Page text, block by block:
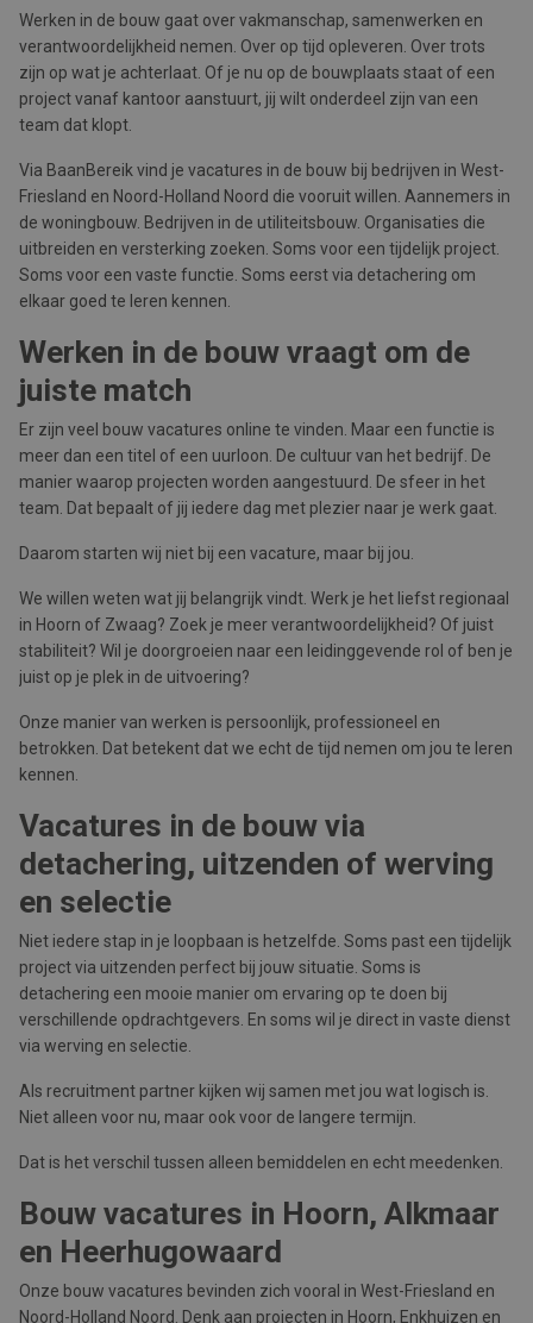
Werken in de bouw gaat over vakmanschap, samenwerken en
verantwoordelijkheid nemen. Over op tijd opleveren. Over trots
zijn op wat je achterlaat. Of je nu op de bouwplaats staat of een
project vanaf kantoor aanstuurt, jij wilt onderdeel zijn van een
team dat klopt.
Via BaanBereik vind je vacatures in de bouw bij bedrijven in West-
Friesland en Noord-Holland Noord die vooruit willen. Aannemers in
de woningbouw. Bedrijven in de utiliteitsbouw. Organisaties die
uitbreiden en versterking zoeken. Soms voor een tijdelijk project.
Soms voor een vaste functie. Soms eerst via detachering om
elkaar goed te leren kennen.
Werken in de bouw vraagt om de
juiste match
Er zijn veel bouw vacatures online te vinden. Maar een functie is
meer dan een titel of een uurloon. De cultuur van het bedrijf. De
manier waarop projecten worden aangestuurd. De sfeer in het
team. Dat bepaalt of jij iedere dag met plezier naar je werk gaat.
Daarom starten wij niet bij een vacature, maar bij jou.
We willen weten wat jij belangrijk vindt. Werk je het liefst regionaal
in Hoorn of Zwaag? Zoek je meer verantwoordelijkheid? Of juist
stabiliteit? Wil je doorgroeien naar een leidinggevende rol of ben je
juist op je plek in de uitvoering?
Onze manier van werken is persoonlijk, professioneel en
betrokken. Dat betekent dat we echt de tijd nemen om jou te leren
kennen.
Vacatures in de bouw via
detachering, uitzenden of werving
en selectie
Niet iedere stap in je loopbaan is hetzelfde. Soms past een tijdelijk
project via uitzenden perfect bij jouw situatie. Soms is
detachering een mooie manier om ervaring op te doen bij
verschillende opdrachtgevers. En soms wil je direct in vaste dienst
via werving en selectie.
Als recruitment partner kijken wij samen met jou wat logisch is.
Niet alleen voor nu, maar ook voor de langere termijn.
Dat is het verschil tussen alleen bemiddelen en echt meedenken.
Bouw vacatures in Hoorn, Alkmaar
en Heerhugowaard
Onze bouw vacatures bevinden zich vooral in West-Friesland en
Noord-Holland Noord. Denk aan projecten in Hoorn, Enkhuizen en